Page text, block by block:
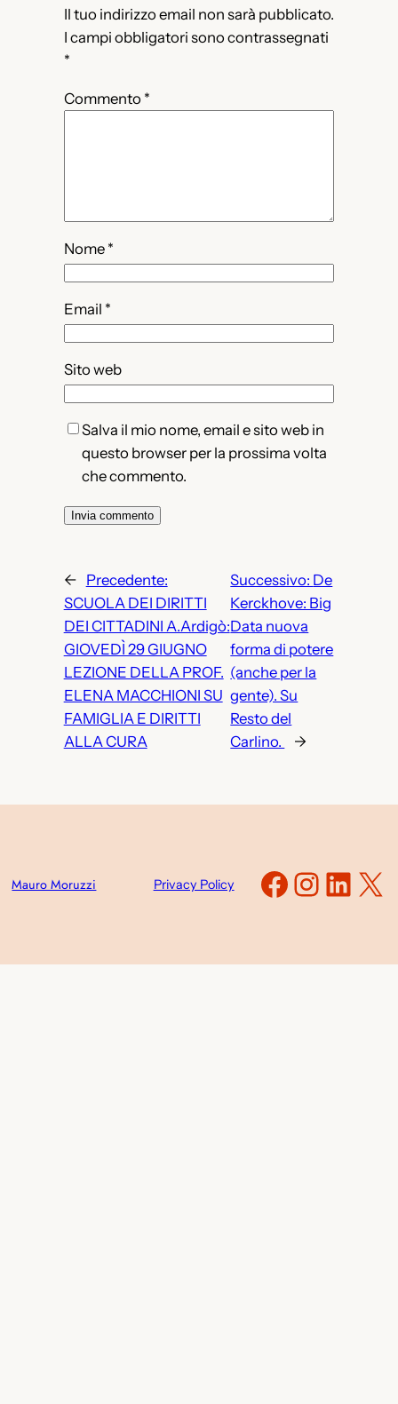
Il tuo indirizzo email non sarà pubblicato.
I campi obbligatori sono contrassegnati
*
Commento *
Nome *
Email *
Sito web
Salva il mio nome, email e sito web in
questo browser per la prossima volta
che commento.
←
Precedente:
SCUOLA DEI DIRITTI
DEI CITTADINI A.Ardigò:
GIOVEDÌ 29 GIUGNO
LEZIONE DELLA PROF.
ELENA MACCHIONI SU
FAMIGLIA E DIRITTI
ALLA CURA
Successivo: De
Kerckhove: Big
Data nuova
forma di potere
(anche per la
gente). Su
Resto del
Carlino.
→
Mauro Moruzzi Privacy Policy X